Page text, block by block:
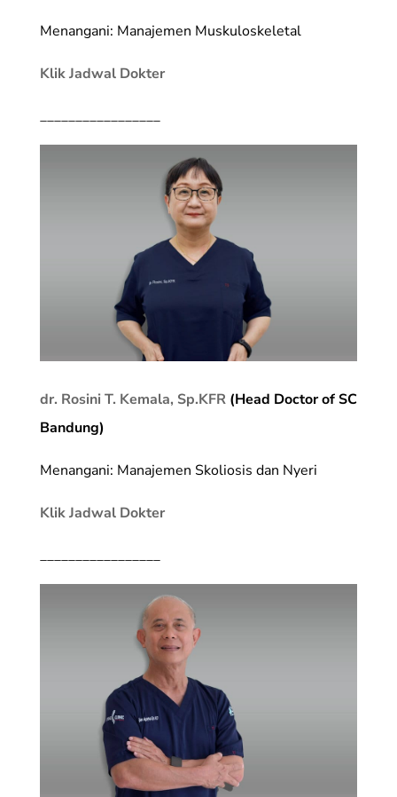
Menangani: Manajemen Muskuloskeletal
Klik Jadwal Dokter
_________________
dr. Rosini T. Kemala, Sp.KFR(Head Doctor of SC
Bandung)
Menangani: Manajemen Skoliosis dan Nyeri
Klik Jadwal Dokter
_________________